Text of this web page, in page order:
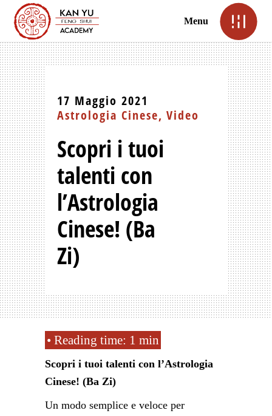
Menu
17 Maggio 2021
Astrologia Cinese Video
Scopri i tuoi
talenti con
l’Astrologia
Cinese! (Ba
Zi)
Scopri i tuoi talenti con l’Astrologia
Cinese! (Ba Zi)
Un modo semplice e veloce per